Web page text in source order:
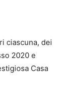
ciascuna, dei
2020 e
Casa